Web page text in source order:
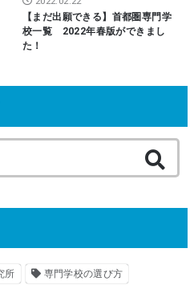
【まだ出願できる】首都圏専門学
校一覧 2022年春版ができまし
た！
索
所 専門学校の選び方